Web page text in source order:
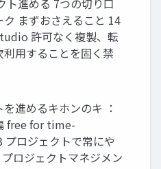
ト進める 7つの切り口
ク まずおさえること 14
許可なく複製、転
利用することを固く禁
進めるキホンのキ ：
free for time-
ロジェクトで常にや
ロジェクトマネジメン